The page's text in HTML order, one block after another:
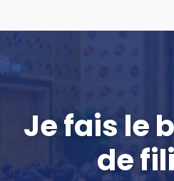
Je fais le
de